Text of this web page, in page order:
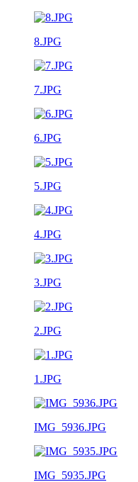
8.JPG
7.JPG
6.JPG
5.JPG
4.JPG
3.JPG
2.JPG
1.JPG
IMG_5936.JPG
IMG_5935.JPG